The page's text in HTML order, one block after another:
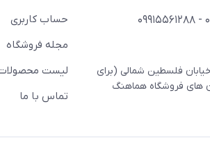
خیابان فلسطین شمالی (برای
های فروشگاه هماهنگ
حساب کاربری
مجله فروشگاه
لیست
تماس با ما